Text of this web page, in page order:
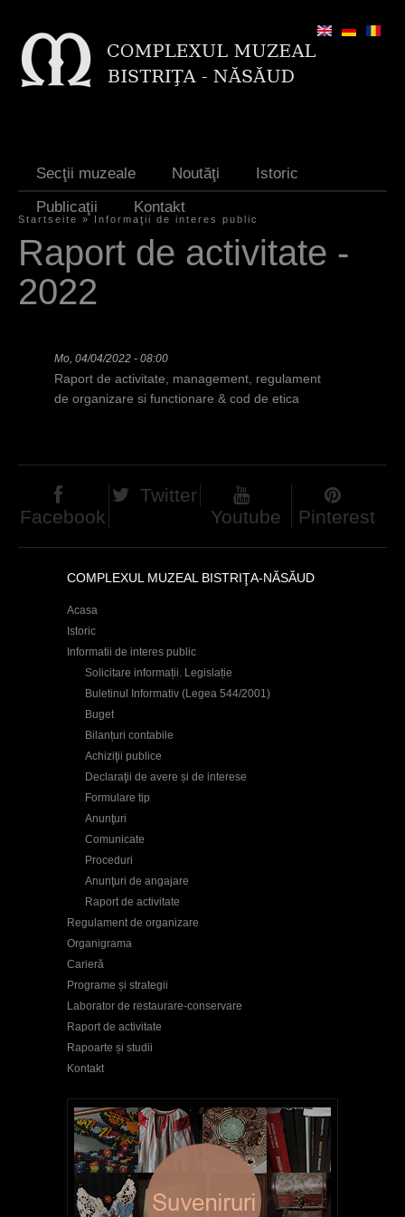
Secţii muzeale Noutăţi
Istoric
Publicaţii
Kontakt
S
i
e
e
r
Startseite » Informaţii de interes public
Raport de activitate -
2022
Mo, 04/04/2022 - 08:00
Raport de activitate, management, regulament
de organizare si functionare & cod de etica
Facebook
Twitter
Youtube
Pinterest
COMPLEXUL MUZEAL BISTRIŢA-NĂSĂUD
Acasa
Istoric
Informatii de interes public
Solicitare informații. Legislație
Buletinul Informativ (Legea 544/2001)
Buget
Bilanțuri contabile
Achiziţii publice
Declaraţii de avere și de interese
Formulare tip
Anunţuri
Comunicate
Proceduri
Anunţuri de angajare
Raport de activitate
Regulament de organizare
Organigrama
Carieră
Programe și strategii
Laborator de restaurare-conservare
Raport de activitate
Rapoarte și studii
Kontakt